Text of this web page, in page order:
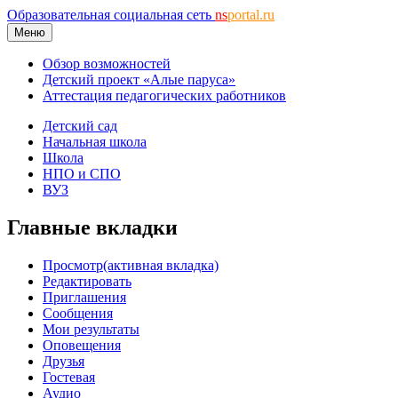
Образовательная социальная сеть nsportal.ru
Меню
Обзор возможностей
Детский проект «Алые паруса»
Аттестация педагогических работников
Детский сад
Начальная школа
Школа
НПО и СПО
ВУЗ
Главные вкладки
Просмотр(активная вкладка)
Редактировать
Приглашения
Сообщения
Мои результаты
Оповещения
Друзья
Гостевая
Аудио